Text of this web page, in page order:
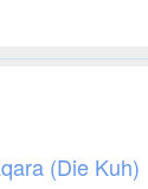
(Die Kuh)